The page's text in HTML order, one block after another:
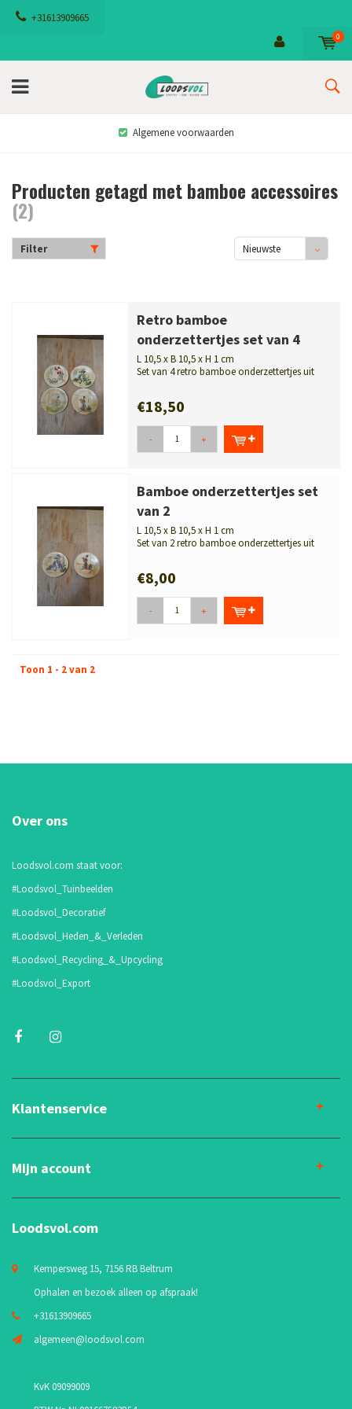
+31613909665
0
Algemene voorwaarden
Producten getagd met bamboe accessoires
(2)
Filter
Nieuwste
Retro bamboe
onderzettertjes set van 4
L 10,5 x B 10,5 x H 1 cm
Set van 4 retro bamboe onderzettertjes uit
€18,50
- +
Bamboe onderzettertjes set
van 2
L 10,5 x B 10,5 x H 1 cm
Set van 2 retro bamboe onderzettertjes uit
€8,00
- +
Toon 1 - 2 van 2
Over ons
Loodsvol.com staat voor:
#Loodsvol_Tuinbeelden
#Loodsvol_Decoratief
#Loodsvol_Heden_&_Verleden
#Loodsvol_Recycling_&_Upcycling
#Loodsvol_Export
Klantenservice
Mijn account
Loodsvol.com
Kempersweg 15, 7156 RB Beltrum
Ophalen en bezoek alleen op afspraak!
+31613909665
algemeen@loodsvol.com
KvK 09099009